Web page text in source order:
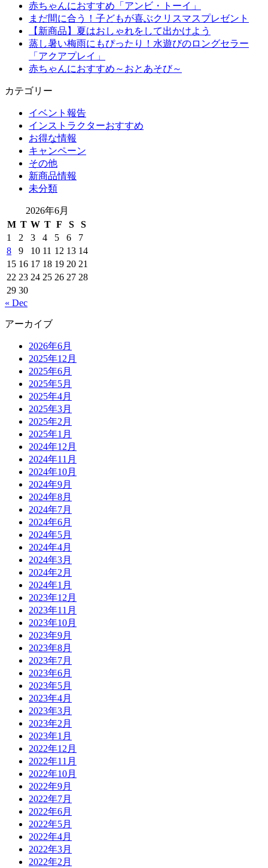
赤ちゃんにおすすめ「アンビ・トーイ」
まだ間に合う！子どもが喜ぶクリスマスプレゼント
【新商品】夏はおしゃれをして出かけよう
蒸し暑い梅雨にもぴったり！水遊びのロングセラー
「アクアプレイ」
赤ちゃんにおすすめ～おとあそび～
カテゴリー
イベント報告
インストラクターおすすめ
お得な情報
キャンペーン
その他
新商品情報
未分類
2026年6月
M T W T F S
S
1
2 3 4 5 6
7
8
9 10 11 12 13 14
15 16 17 18 19 20 21
22 23 24 25 26 27 28
29 30
« Dec
アーカイブ
2026年6月
2025年12月
2025年6月
2025年5月
2025年4月
2025年3月
2025年2月
2025年1月
2024年12月
2024年11月
2024年10月
2024年9月
2024年8月
2024年7月
2024年6月
2024年5月
2024年4月
2024年3月
2024年2月
2024年1月
2023年12月
2023年11月
2023年10月
2023年9月
2023年8月
2023年7月
2023年6月
2023年5月
2023年4月
2023年3月
2023年2月
2023年1月
2022年12月
2022年11月
2022年10月
2022年9月
2022年7月
2022年6月
2022年5月
2022年4月
2022年3月
2022年2月